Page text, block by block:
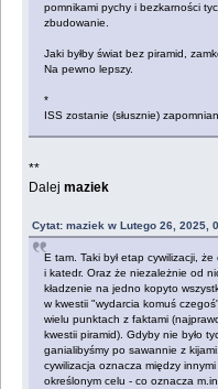
pomnikami pychy i bezkarności
zbudowanie.
Jaki byłby świat bez piramid,
Na pewno lepszy.
*
ISS zostanie (słusznie)
**
Dalejmaziek
Cytat: maziek w Lutego 26, 2025,
E tam. Taki był etap cywilizacji,
i katedr. Oraz że niezależnie od
kładzenie na jedno kopyto
w kwestii "wydarcia komuś
wielu punktach z faktami
kwestii piramid). Gdyby nie było
ganialibyśmy po sawannie z
cywilizacja oznacza między
określonym celu - co oznacza